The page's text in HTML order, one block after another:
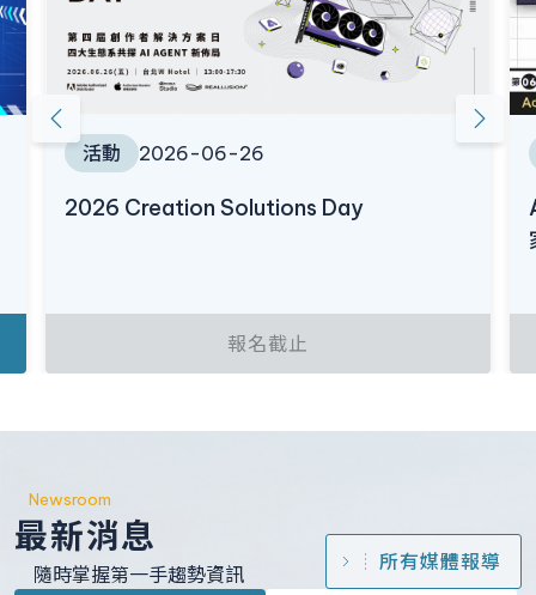
活動 2026-06-26
2026 Creation Solutions Day
報名截止
Newsroom
最新消息
隨時掌握第一手趨勢資訊
所有媒體報導